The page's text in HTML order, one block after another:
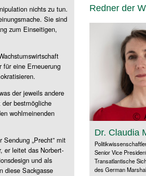
nichts zu tun.
Sie sind
zum Einseitigen,
für eine Erneuerung
der jeweils andere
bestmögliche
wohlmeinenden
„Precht” mit
er leitet das Norbert-
und als
diese Sackgasse
Redner der
Dr. Claudia
Senior Vice
Transatlantische
des German